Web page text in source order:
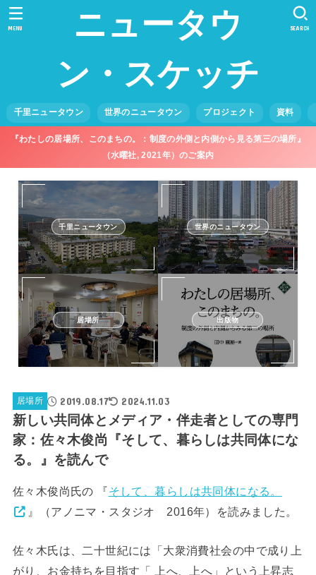
ニュータウ
ン・スケッチ
千里ニュータウン 世界のニュータウン プロジェクト 資料
SEARCH
MENU
『わたしの居場所、このまちの。：制度の外側と内側から見る第三の場所』
（水曜社, 2021年）のご案内
千里ニュータウン 世界のニュータウン
居場所 出版物
居場所 2019.08.17 2024.11.03
新しい共同体とメディア・伴走者としての専門
家：佐々木俊尚『そして、暮らしは共同体にな
る。』を読んで
佐々木俊尚氏の 『そして、暮らしは共同体になる。
』（アノニマ・スタジオ 2016年）を読みました。
佐々木氏は、二十世紀には「大衆消費社会の中で成り上
がり、お金持ちを目指す「 上へ、上へ」という上昇志